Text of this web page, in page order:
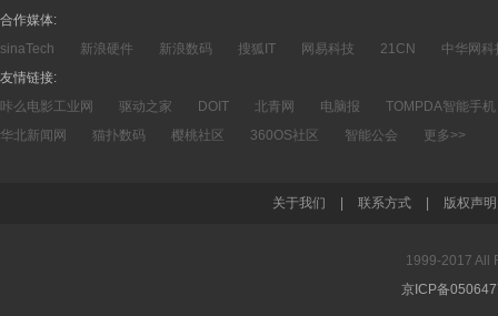
合作媒体:
sinaTech
新浪硬件 新浪数码 搜狐IT 网易科技 21CN
中华网科
友情链接:
咔么电影工业网
驱动之家 DOIT 北青网 电脑报
TOMPDA智能手机
华北新闻网
猫扑数码 樱桃社区 360OS社区 智能公会 更多>>
关于我们 | 联系方式 | 版权声明
1999-2017 All
京ICP备